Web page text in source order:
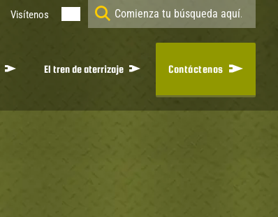
Visítenos
El tren de aterrizaje Contáctenos